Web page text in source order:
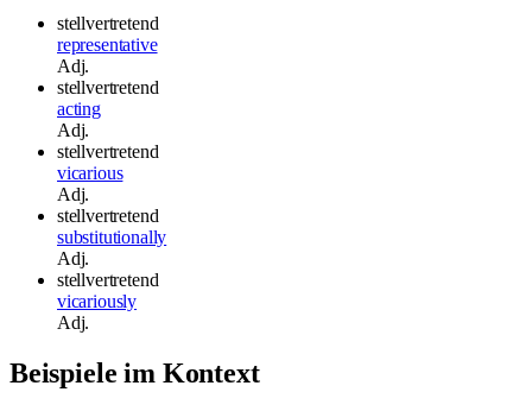
stellvertretend
representative
Adj.
stellvertretend
acting
Adj.
stellvertretend
vicarious
Adj.
stellvertretend
substitutionally
Adj.
stellvertretend
vicariously
Adj.
Beispiele im Kontext